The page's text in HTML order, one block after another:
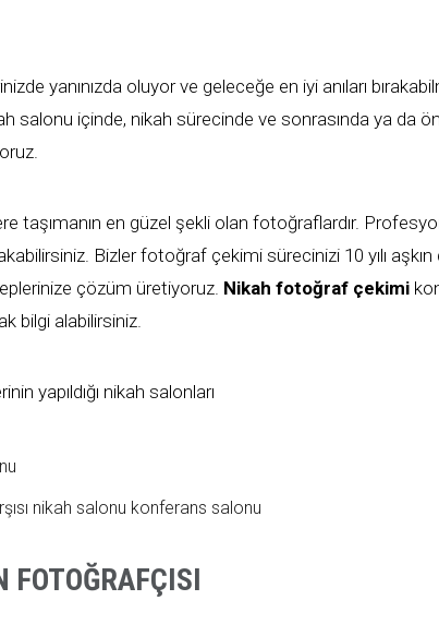
yanınızda oluyor ve geleceğe en iyi anıları
salonu içinde, nikah sürecinde ve sonrasında ya da
taşımanın en güzel şekli olan fotoğraflardır.
Bizler fotoğraf çekimi sürecinizi 10 yılı
çözüm üretiyoruz. Nikah fotoğraf çekimi
bilgi alabilirsiniz.
yapıldığı nikah salonları
nikah salonu konferans salonu
FOTOĞRAFÇISI